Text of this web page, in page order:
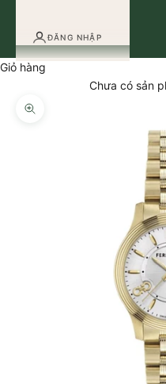
ĐĂNG NHẬP
Giỏ hàng
Chưa có sản
Thu phóng hình ảnh